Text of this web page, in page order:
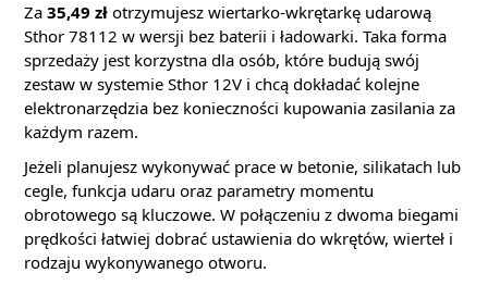
Za 35,49 zł otrzymujesz wiertarko-wkrętarkę udarową
Sthor 78112 w wersji bez baterii i ładowarki. Taka forma
sprzedaży jest korzystna dla osób, które budują swój
zestaw w systemie Sthor 12V i chcą dokładać kolejne
elektronarzędzia bez konieczności kupowania zasilania za
każdym razem.
Jeżeli planujesz wykonywać prace w betonie, silikatach lub
cegle, funkcja udaru oraz parametry momentu
obrotowego są kluczowe. W połączeniu z dwoma biegami
prędkości łatwiej dobrać ustawienia do wkrętów, wierteł i
rodzaju wykonywanego otworu.